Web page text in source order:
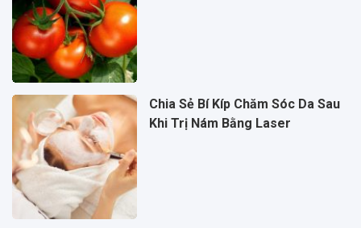
Chia Sẻ Bí Kíp Chăm Sóc Da Sau
Khi Trị Nám Bằng Laser